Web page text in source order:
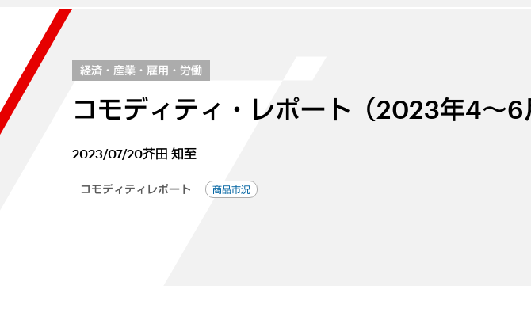
経済・産業・雇用・労働
コモディティ・レポート（2023年4～6
2023/07/20芥田 知至
コモディティレポート 商品市況